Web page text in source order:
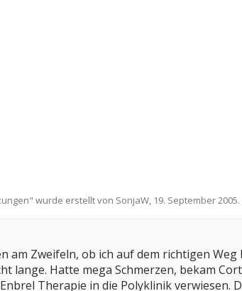
" wurde erstellt von SonjaW, 19. September 2005.
am Zweifeln, ob ich auf dem richtigen
lange. Hatte mega Schmerzen, bekam
Therapie in die Polyklinik verwiesen.